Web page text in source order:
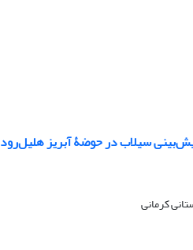
سیلاب در حوضۀ آبریز هلیل‌رود
کرمانی